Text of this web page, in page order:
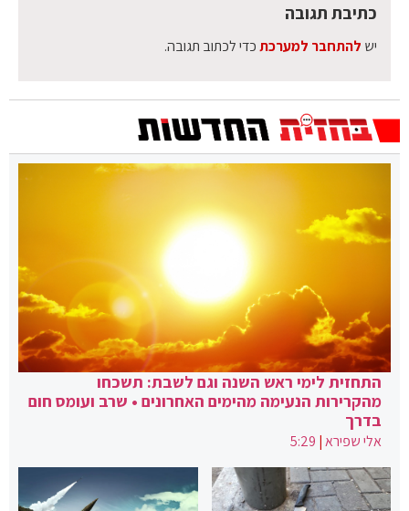
כתיבת תגובה
יש להתחבר למערכתכדי לכתוב תגובה.
התחזית לימי ראש השנה וגם לשבת: תשכחו
מהקרירות הנעימה מהימים האחרונים • שרב ועומס חום
בדרך
אלי שפירא|
5:29